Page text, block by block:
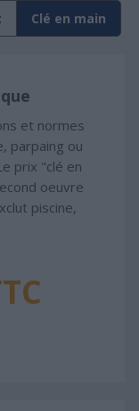
Clé en main
et normes
parpaing ou
prix "clé en
oeuvre
piscine,